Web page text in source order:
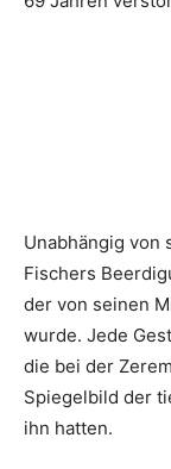
Unabhängig von
Fischers
der von seinen
wurde. Jede
die bei der
Spiegelbild der
ihn hatten.